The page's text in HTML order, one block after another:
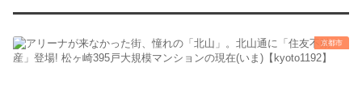
京都市